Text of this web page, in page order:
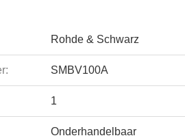
Rohde & Schwarz
SMBV100A
1
Onderhandelbaar